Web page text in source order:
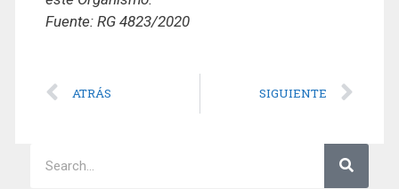
Fuente: RG 4823/2020
ATRÁS SIGUIENTE